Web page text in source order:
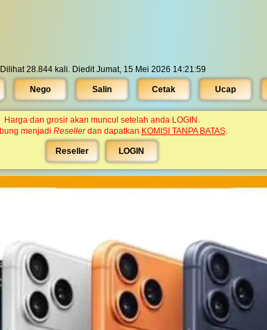
Dilihat 28.844 kali. Diedit Jumat, 15 Mei 2026 14:21:59
Nego Salin Cetak Ucap
Harga dan grosir akan muncul setelah anda LOGIN.
menjadi Resellerdan dapatkan KOMISI TANPA BATAS.
Reseller LOGIN